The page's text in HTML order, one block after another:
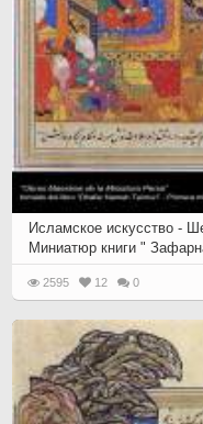
Исламское искусство -
Миниатюр книги "
2595 12 0